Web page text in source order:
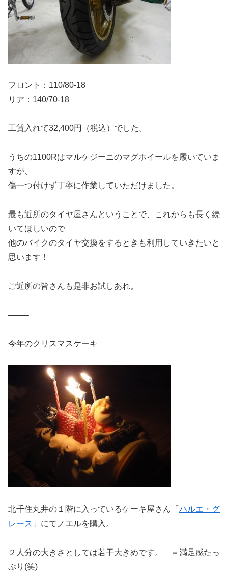
フロント：110/80-18
リア：140/70-18
工賃入れて32,400円（税込）でした。
うちの1100Rはマルケジーニのマグホイールを履いていま
すが、
傷一つ付けず丁寧に作業していただけました。
最も近所のタイヤ屋さんということで、これからも長く続
いてほしいので
他のバイクのタイヤ交換をするときも利用していきたいと
思います！
ご近所の皆さんも是非お試しあれ。
——–
今年のクリスマスケーキ
北千住丸井の１階に入っているケーキ屋さん「 ハルエ・グ
レース 」にてノエルを購入。
２人分の大きさとしては若干大きめです。 ＝満足感たっ
ぷり(笑)